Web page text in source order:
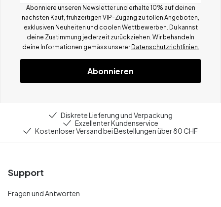
Abonniere unseren Newsletter und erhalte 10% auf deinen
nächsten Kauf, frühzeitigen VIP-Zugang zu tollen Angeboten,
exklusiven Neuheiten und coolen Wettbewerben. Du kannst
deine Zustimmung jederzeit zurückziehen. Wir behandeln
deine Informationen gemäss unserer Datenschutzrichtlinien.
Abonnieren
Diskrete Lieferung und Verpackung
Exzellenter Kundenservice
Kostenloser Versand bei Bestellungen über 80 CHF
Support
Fragen und Antworten